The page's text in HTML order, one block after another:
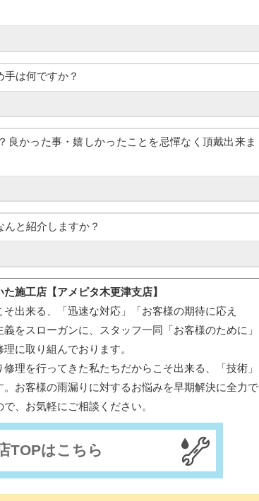
は何ですか？
良かった事・嬉しかったことを忌憚なく頂戴出来ま
と紹介しますか？
施工店【アメピタ木更津支店】
出来る、「迅速な対応」「お客様の期待に応え
をスローガンに、スタッフ一同「お客様のために」
に取り組んでおります。
理を行ってきた私たちだからこそ出来る、「技術」
。お客様の雨漏りに対するお悩みを早期解決に全力で
、お気軽にご相談ください。
TOPはこちら